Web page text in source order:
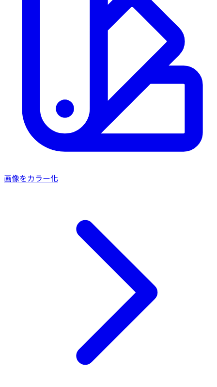
画像をカラー化